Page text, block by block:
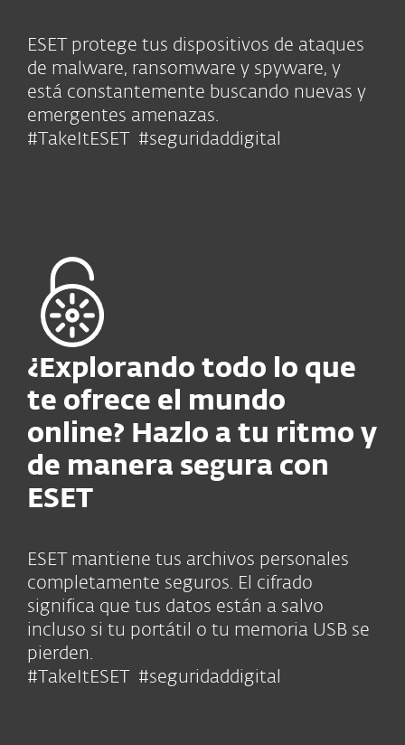
ESET protege tus dispositivos de ataques
de malware, ransomware y spyware, y
está constantemente buscando nuevas y
emergentes amenazas.
#TakeItESET #seguridaddigital
¿Explorando todo lo que
te ofrece el mundo
online? Hazlo a tu ritmo y
de manera segura con
ESET
ESET mantiene tus archivos personales
completamente seguros. El cifrado
significa que tus datos están a salvo
incluso si tu portátil o tu memoria USB se
pierden.
#TakeItESET #seguridaddigital